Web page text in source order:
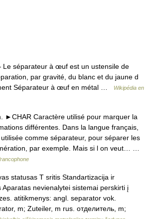
séparateur à œuf est un ustensile de
par gravité, du blanc et du jaune d
Séparateur à œuf en métal …
Wikipédia en
Caractère utilisé pour marquer la
différentes. Dans la langue français,
comme séparateur, pour séparer les
par exemple. Mais si l on veut… …
statusas T sritis Standartizacija ir
Aparatas nevienalytei sistemai perskirti į
atitikmenys: angl. separator vok.
m; Zuteiler, m rus. отделитель, m;